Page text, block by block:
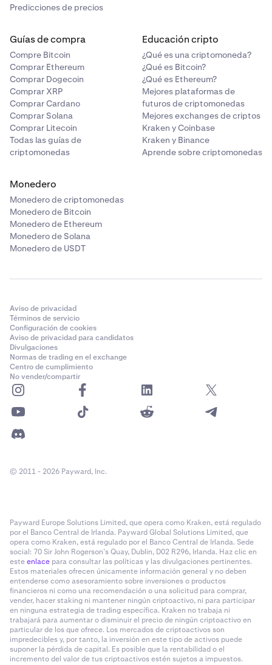
Predicciones de precios
Guías de compra
Compre Bitcoin
Comprar Ethereum
Comprar Dogecoin
Comprar XRP
Comprar Cardano
Comprar Solana
Comprar Litecoin
Todas las guías de
criptomonedas
Educación cripto
¿Qué es una criptomoneda?
¿Qué es Bitcoin?
¿Qué es Ethereum?
Mejores plataformas de
futuros de criptomonedas
Mejores exchanges de criptos
Kraken y Coinbase
Kraken y Binance
Aprende sobre criptomonedas
Monedero
Monedero de criptomonedas
Monedero de Bitcoin
Monedero de Ethereum
Monedero de Solana
Monedero de USDT
Aviso de privacidad
Términos de servicio
Configuración de cookies
Aviso de privacidad para candidatos
Divulgaciones
Normas de trading en el exchange
Centro de cumplimiento
No vender/compartir
© 2011 - 2026 Payward, Inc.
Payward Europe Solutions Limited, que opera como Kraken, está regulado
por el Banco Central de Irlanda. Payward Global Solutions Limited, que
opera como Kraken, está regulado por el Banco Central de Irlanda. Sede
social: 70 Sir John Rogerson’s Quay, Dublin, D02 R296, Irlanda. Haz clic en
esteenlace para consultar las políticas y las divulgaciones pertinentes.
Estos materiales ofrecen únicamente información general y no deben
entenderse como asesoramiento sobre inversiones o productos
financieros ni como una recomendación o una solicitud para comprar,
vender, hacer staking ni mantener ningún criptoactivo, ni para participar
en ninguna estrategia de trading específica. Kraken no trabaja ni
trabajará para aumentar o disminuir el precio de ningún criptoactivo en
particular de los que ofrece. Los mercados de criptoactivos son
impredecibles y, por tanto, la inversión en este tipo de activos puede
suponer la pérdida de capital. Es posible que la rentabilidad o el
incremento del valor de tus criptoactivos estén sujetos a impuestos.